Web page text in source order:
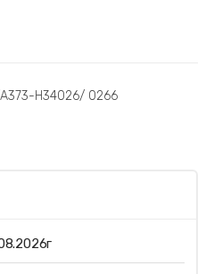
А373-Н34026/ 0266